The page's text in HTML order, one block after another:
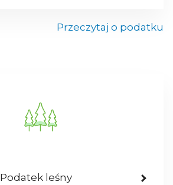
Przeczytaj o podatku
Podatek leśny